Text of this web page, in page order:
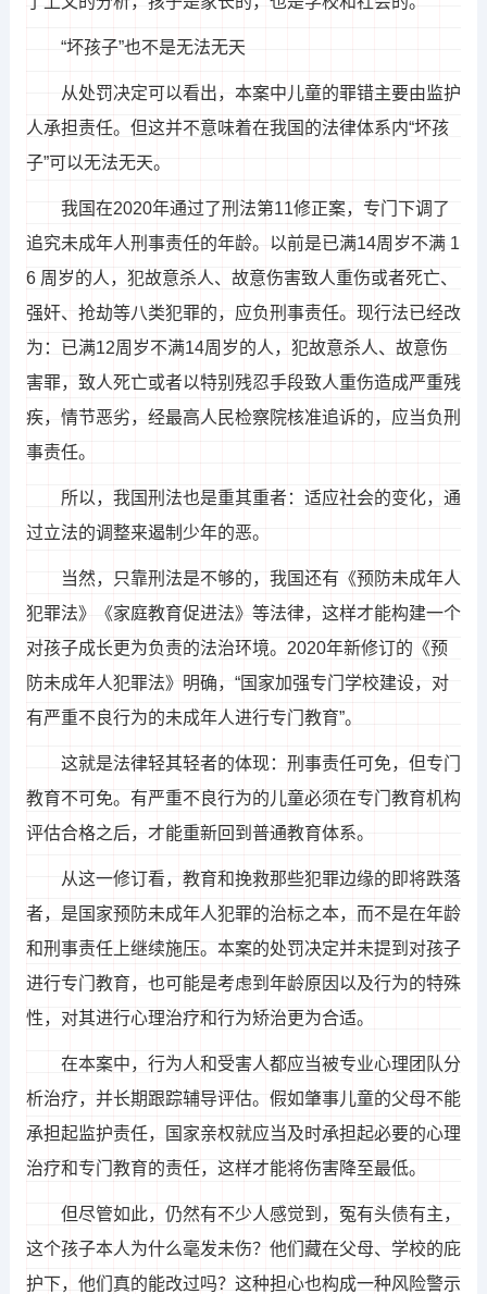
“坏孩子”也不是无法无天
从处罚决定可以看出，本案中儿童的罪错主要由监护
人承担责任。但这并不意味着在我国的法律体系内“坏孩
子”可以无法无天。
我国在2020年通过了刑法第11修正案，专门下调了
追究未成年人刑事责任的年龄。以前是已满14周岁不满 1
6 周岁的人，犯故意杀人、故意伤害致人重伤或者死亡、
强奸、抢劫等八类犯罪的，应负刑事责任。现行法已经改
为：已满12周岁不满14周岁的人，犯故意杀人、故意伤
害罪，致人死亡或者以特别残忍手段致人重伤造成严重残
疾，情节恶劣，经最高人民检察院核准追诉的，应当负刑
事责任。
所以，我国刑法也是重其重者：适应社会的变化，通
过立法的调整来遏制少年的恶。
当然，只靠刑法是不够的，我国还有《预防未成年人
犯罪法》《家庭教育促进法》等法律，这样才能构建一个
对孩子成长更为负责的法治环境。2020年新修订的《预
防未成年人犯罪法》明确，“国家加强专门学校建设，对
有严重不良行为的未成年人进行专门教育”。
这就是法律轻其轻者的体现：刑事责任可免，但专门
教育不可免。有严重不良行为的儿童必须在专门教育机构
评估合格之后，才能重新回到普通教育体系。
从这一修订看，教育和挽救那些犯罪边缘的即将跌落
者，是国家预防未成年人犯罪的治标之本，而不是在年龄
和刑事责任上继续施压。本案的处罚决定并未提到对孩子
进行专门教育，也可能是考虑到年龄原因以及行为的特殊
性，对其进行心理治疗和行为矫治更为合适。
在本案中，行为人和受害人都应当被专业心理团队分
析治疗，并长期跟踪辅导评估。假如肇事儿童的父母不能
承担起监护责任，国家亲权就应当及时承担起必要的心理
治疗和专门教育的责任，这样才能将伤害降至最低。
但尽管如此，仍然有不少人感觉到，冤有头债有主，
这个孩子本人为什么毫发未伤？他们藏在父母、学校的庇
护下，他们真的能改过吗？这种担心也构成一种风险警示